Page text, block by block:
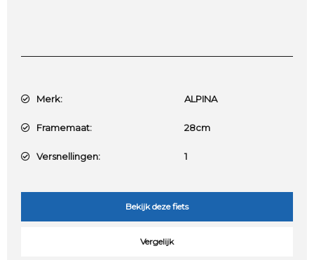
Merk: ALPINA
Framemaat: 28cm
Versnellingen: 1
Bekijk deze fiets
Vergelijk